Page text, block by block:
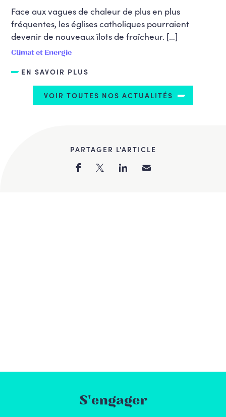
Face aux vagues de chaleur de plus en plus
fréquentes, les églises catholiques pourraient
devenir de nouveaux îlots de fraîcheur. […]
Climat et Energie
EN SAVOIR PLUS
VOIR TOUTES NOS ACTUALITÉS
PARTAGER L'ARTICLE
S'engager